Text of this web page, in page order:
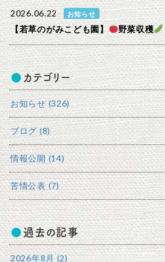
2026.06.22 お知らせ
【若草のがみこども園】 野菜収穫
カテゴリー
お知らせ (326)
ブログ (8)
情報公開 (14)
苦情公表 (7)
過去の記事
2026年8月 (2)